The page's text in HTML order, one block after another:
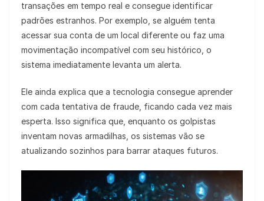
transações em tempo real e consegue identificar
padrões estranhos. Por exemplo, se alguém tenta
acessar sua conta de um local diferente ou faz uma
movimentação incompatível com seu histórico, o
sistema imediatamente levanta um alerta.
Ele ainda explica que a tecnologia consegue aprender
com cada tentativa de fraude, ficando cada vez mais
esperta. Isso significa que, enquanto os golpistas
inventam novas armadilhas, os sistemas vão se
atualizando sozinhos para barrar ataques futuros.